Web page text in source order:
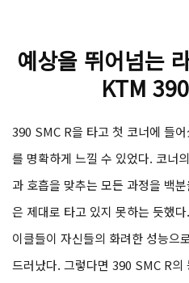
예상을 뛰어넘는
KTM
390 SMC R을 타고 첫 코너에 들
를 명확하게 느낄 수 있었다. 코너
과 호흡을 맞추는 모든 과정을 백
은 제대로 타고 있지 못하는 듯했
이클들이 자신들의 화려한 성능으
드러났다. 그렇다면 390 SMC R